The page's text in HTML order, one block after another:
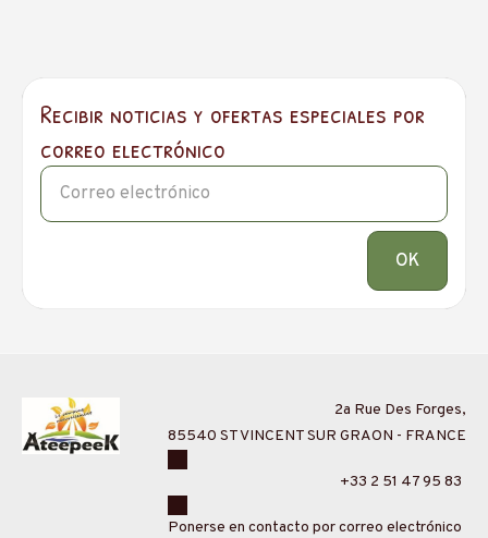
avance toujours doucement… mais dès qu'il s'agit de
beaucoup plus motivée !
Recibir noticias y ofertas especiales por
correo electrónico
OK
2a Rue Des Forges,
85540 ST VINCENT SUR GRAON - FRANCE
+33 2 51 47 95 83
Ponerse en contacto por correo electrónico